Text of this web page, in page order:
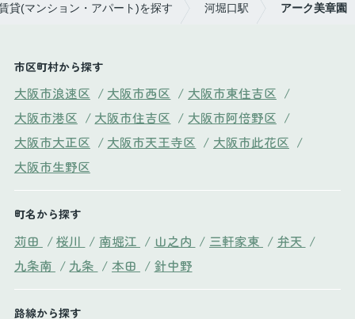
貸(マンション・アパート)を探す 河堀口駅 アーク美章園
市区町村から探す
大阪市浪速区 / 大阪市西区 / 大阪市東住吉区 /
大阪市港区 / 大阪市住吉区 / 大阪市阿倍野区 /
大阪市大正区 / 大阪市天王寺区 / 大阪市此花区 /
大阪市生野区
町名から探す
苅田 / 桜川 / 南堀江 / 山之内 / 三軒家東 / 弁天 /
九条南 / 九条 / 本田 / 針中野
路線から探す